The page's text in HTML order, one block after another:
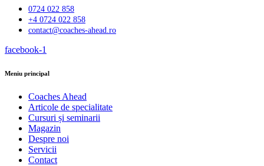
0724 022 858
+4 0724 022 858
contact@coaches-ahead.ro
facebook-1
Meniu principal
Coaches Ahead
Articole de specialitate
Cursuri și seminarii
Magazin
Despre noi
Servicii
Contact